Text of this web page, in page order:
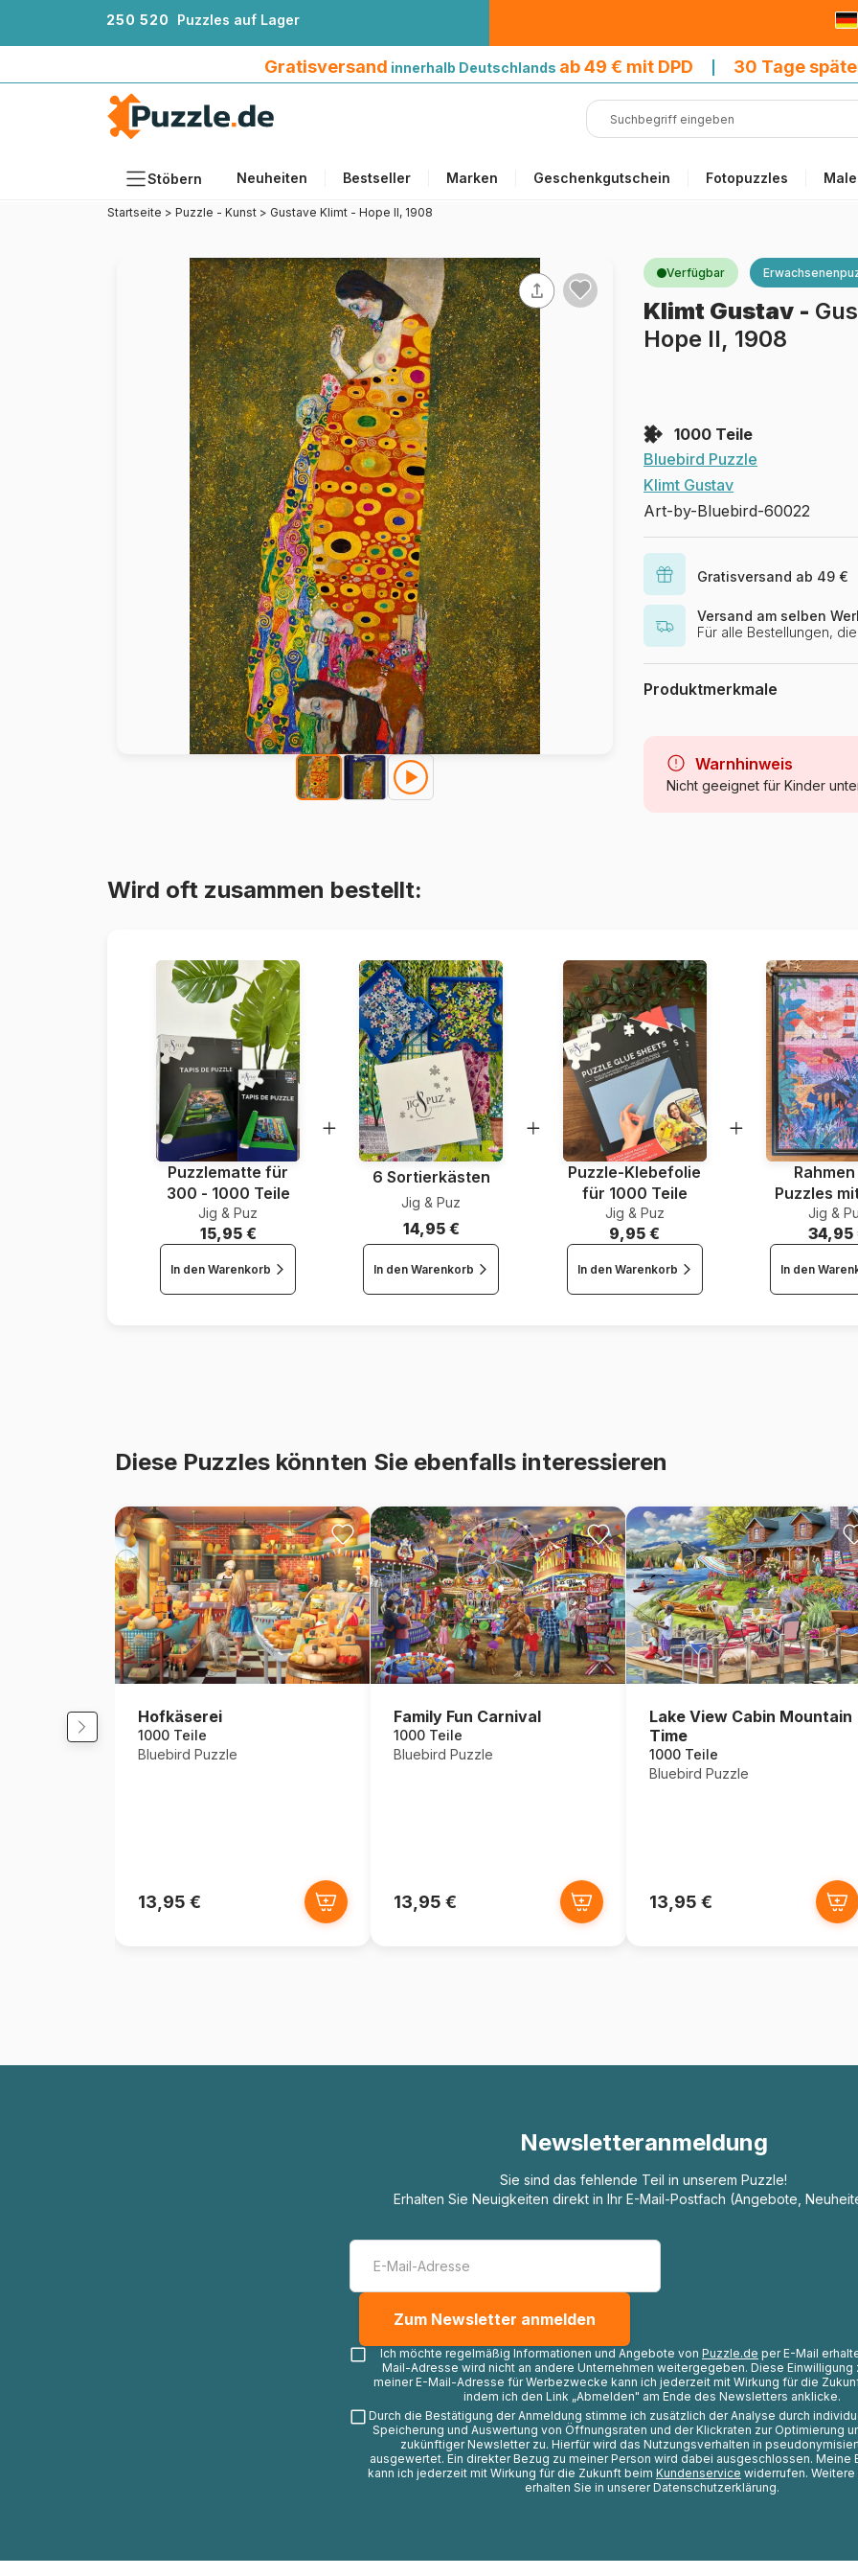
250 520 Puzzles auf Lager
Gratisversand innerhalb Deutschlands ab 49 € mit DPD 30 Tage
Stöbern Neuheiten Bestseller Marken Geschenkgutschein Fotopuzzles
Teileanzahl
Künstlerinnen und Künstler
Holzpuzzles
Malen nach Zahlen
Startseite > Puzzle - Kunst > Gustave Klimt - Hope II, 1908
Verfügbar
Klimt Gustav -
Hope II, 1908
1000 Teile
Bluebird Puzzle
Klimt Gustav
Art-by-Bluebird-60022
Gratisversand ab 49 €
Versand am selben
Für alle Bestellungen,
Produktmerkmale
Kategorie
Alter
Maße
Warnhinweis
Nicht geeignet für Kinder
Wird oft zusammen bestellt:
Puzzlematte für
300 - 1000 Teile
Jig & Puz
15,95 €
In den Warenkorb
6 Sortierkästen
Jig & Puz
14,95 €
In den Warenkorb
Puzzle-Klebefolie
für 1000 Teile
Jig & Puz
9,95 €
In den Warenkorb
Puzzles
Jig &
34,95
In den
Diese Puzzles könnten Sie ebenfalls interessieren
Hofkäserei
1000 Teile
Bluebird Puzzle
13,95 €
Family Fun Carnival
1000 Teile
Bluebird Puzzle
13,95 €
Lake View Cabin Mountain
Time
1000 Teile
Bluebird Puzzle
13,95 €
Newsletteranmeldung
Sie sind das fehlende Teil in unserem Puzzle!
Erhalten Sie Neuigkeiten direkt in Ihr E-Mail-Postfach (Angebote,
Ich möchte regelmäßig Informationen und Angebote von Puzzle.de per E-Mail
Mail-Adresse wird nicht an andere Unternehmen weitergegeben. Diese Einwilligung
meiner E-Mail-Adresse für Werbezwecke kann ich jederzeit mit Wirkung für die
indem ich den Link „Abmelden" am Ende des Newsletters anklicke.
Durch die Bestätigung der Anmeldung stimme ich zusätzlich der Analyse durch
Speicherung und Auswertung von Öffnungsraten und der Klickraten zur Optimierung
zukünftiger Newsletter zu. Hierfür wird das Nutzungsverhalten in
ausgewertet. Ein direkter Bezug zu meiner Person wird dabei ausgeschlossen. Meine
kann ich jederzeit mit Wirkung für die Zukunft beim Kundenservice widerrufen.
erhalten Sie in unserer Datenschutzerklärung.